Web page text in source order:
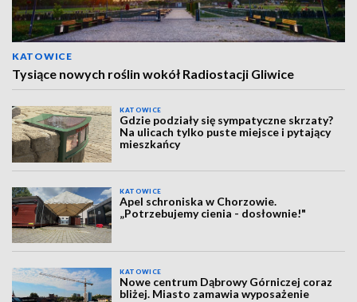
KATOWICE
Tysiące nowych roślin wokół Radiostacji Gliwice
KATOWICE
Gdzie podziały się sympatyczne skrzaty?
Na ulicach tylko puste miejsce i pytający
mieszkańcy
KATOWICE
Apel schroniska w Chorzowie.
„Potrzebujemy cienia - dosłownie!"
KATOWICE
Nowe centrum Dąbrowy Górniczej coraz
bliżej. Miasto zamawia wyposażenie